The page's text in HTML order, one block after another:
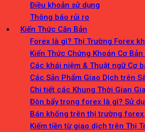
Điều khoản sử dụng
Thông báo rủi ro
Kiến Thức Căn Bản
Forex là gì? Thị Trường Forex
Kiến Thức Chứng Khoán Cơ
Các khái niệm & Thuật ngữ Cơ
Các Sản Phẩm Giao Dịch trên
Chi tiết các Khung Thời Gian
Đòn bẩy trong forex là gì? Sử
Bán khống trên thị trường forex
Kiếm tiền từ giao dịch trên Thị